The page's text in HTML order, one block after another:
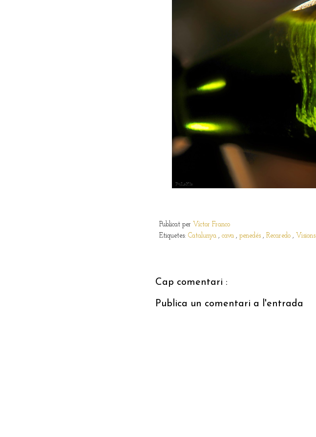
Publicat per Víctor Franco
Etiquetes: Catalunya , cava , penedés , Recaredo , Visions
Cap comentari :
Publica un comentari a l'entrada